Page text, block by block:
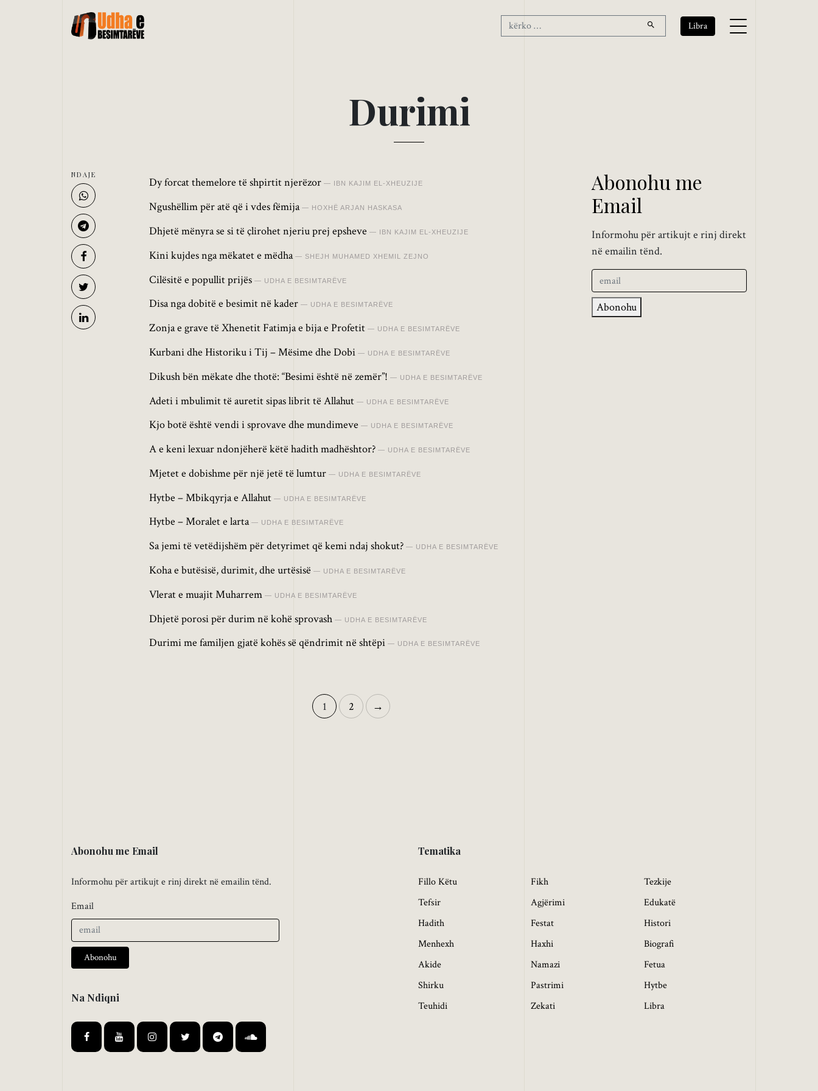
Libra
Durimi
Dy forcat themelore të shpirtit njerëzor IBN KAJIM EL-XHEUZIJE
Ngushëllim për atë që i vdes fëmija HOXHË ARJAN HASKASA
Dhjetë mënyra se si të çlirohet njeriu prej epsheve IBN KAJIM EL-XHEUZIJE
Kini kujdes nga mëkatet e mëdha SHEJH MUHAMED XHEMIL ZEJNO
Cilësitë e popullit prijës UDHA E BESIMTARËVE
Disa nga dobitë e besimit në kader UDHA E BESIMTARËVE
Zonja e grave të Xhenetit Fatimja e bija e Profetit UDHA E BESIMTARËVE
Kurbani dhe Historiku i Tij – Mësime dhe Dobi UDHA E BESIMTARËVE
Dikush bën mëkate dhe thotë: “Besimi është në zemër”! UDHA E BESIMTARËVE
Adeti i mbulimit të auretit sipas librit të Allahut UDHA E BESIMTARËVE
Kjo botë është vendi i sprovave dhe mundimeve UDHA E BESIMTARËVE
A e keni lexuar ndonjëherë këtë hadith madhështor? UDHA E BESIMTARËVE
Mjetet e dobishme për një jetë të lumtur UDHA E BESIMTARËVE
Hytbe – Mbikqyrja e Allahut UDHA E BESIMTARËVE
Hytbe – Moralet e larta UDHA E BESIMTARËVE
Sa jemi të vetëdijshëm për detyrimet që kemi ndaj shokut? UDHA E BESIMTARËVE
Koha e butësisë, durimit, dhe urtësisë UDHA E BESIMTARËVE
Vlerat e muajit Muharrem UDHA E BESIMTARËVE
Dhjetë porosi për durim në kohë sprovash UDHA E BESIMTARËVE
Durimi me familjen gjatë kohës së qëndrimit në shtëpi UDHA E BESIMTARËVE
1 2 →
NDAJE
Abonohu me
Email
Informohu për artikujt e rinj direkt
në emailin tënd.
Abonohu
Abonohu me Email
Informohu për artikujt e rinj direkt në emailin tënd.
Email
Abonohu
Na Ndiqni
Tematika
Fillo Këtu
Tefsir
Hadith
Menhexh
Akide
Shirku
Teuhidi
Fikh
Agjërimi
Festat
Haxhi
Namazi
Pastrimi
Zekati
Tezkije
Edukatë
Histori
Biografi
Fetua
Hytbe
Libra